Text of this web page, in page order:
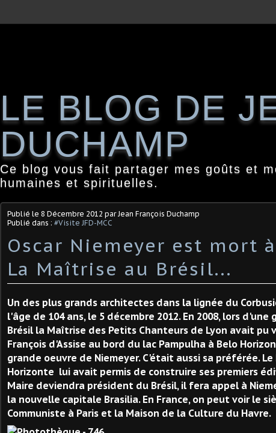
LE BLOG DE
DUCHAMP
Ce blog vous fait partager mes goûts et
humaines et spirituelles.
Publié le 8 Décembre 2012 par Jean François Duchamp
Publié dans : #Visite JFD-MCC
Oscar Niemeyer est mort
La Maîtrise au Brésil...
Un des plus grands architectes dans la lignée du
l'âge de 104 ans, le 5 décembre 2012. En 2008, lors
Brésil la Maîtrise des Petits Chanteurs de Lyon avait pu
François d'Assise au bord du lac Pampulha à Belo
grande oeuvre de Niemeyer. C'était aussi sa préférée.
Horizonte lui avait permis de construire ses premiers
Maire deviendra président du Brésil, il fera appel à
la nouvelle capitale Brasilia. En France, on peut voir le
Communiste à Paris et la Maison de la Culture du Havre.